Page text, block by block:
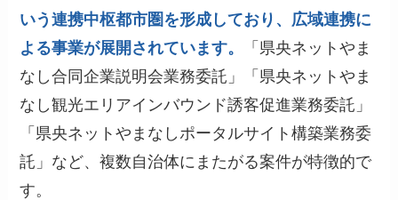
いう連携中枢都市圏を形成しており、広域連携に
よる事業が展開されています。
「県央ネットやま
なし合同企業説明会業務委託」「県央ネットやま
なし観光エリアインバウンド誘客促進業務委託」
「県央ネットやまなしポータルサイト構築業務委
託」など、複数自治体にまたがる案件が特徴的で
す。